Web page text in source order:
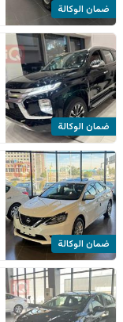
ضمان الوكالة
ضمان الوكالة
ضمان الوكالة